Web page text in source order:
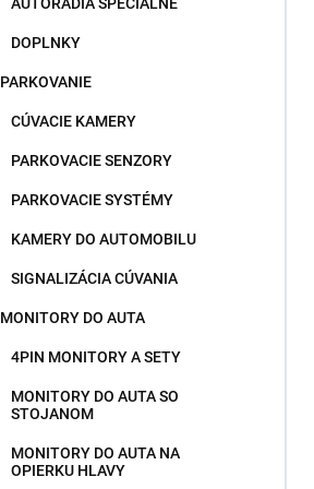
DOPLNKY
PARKOVANIE
CÚVACIE KAMERY
PARKOVACIE SENZORY
PARKOVACIE SYSTÉMY
KAMERY DO AUTOMOBILU
SIGNALIZÁCIA CÚVANIA
MONITORY DO AUTA
4PIN MONITORY A SETY
MONITORY DO AUTA SO
STOJANOM
MONITORY DO AUTA NA
OPIERKU HLAVY